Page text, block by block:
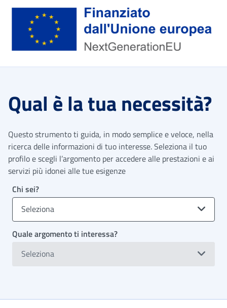
Qual è la tua necessità?
Questo strumento ti guida, in modo semplice e veloce, nella
ricerca delle informazioni di tuo interesse. Seleziona il tuo
profilo e scegli l’argomento per accedere alle prestazioni e ai
servizi più idonei alle tue esigenze
Chi sei?
Seleziona
Quale argomento ti interessa?
Seleziona